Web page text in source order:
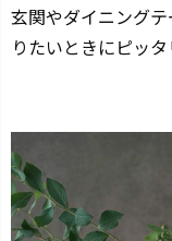
玄関やダイニング
りたいときにピッタ